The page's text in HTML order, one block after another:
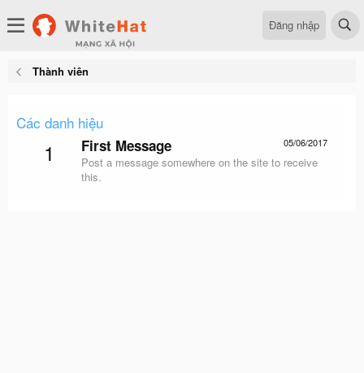
Đăng nhập
Thành viên
Các danh hiệu
1 05/06/2017
First Message
Post a message somewhere on the site to receive
this.